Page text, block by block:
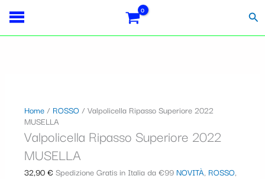
contenuto
Home/ ROSSO / Valpolicella Ripasso Superiore 2022
MUSELLA
Valpolicella Ripasso Superiore 2022
MUSELLA
32,90€ Spedizione Gratis in Italia da €99NOVITÀ, ROSSO,
Ripasso
Superiore
2022
S
fiscale:
Carrello: